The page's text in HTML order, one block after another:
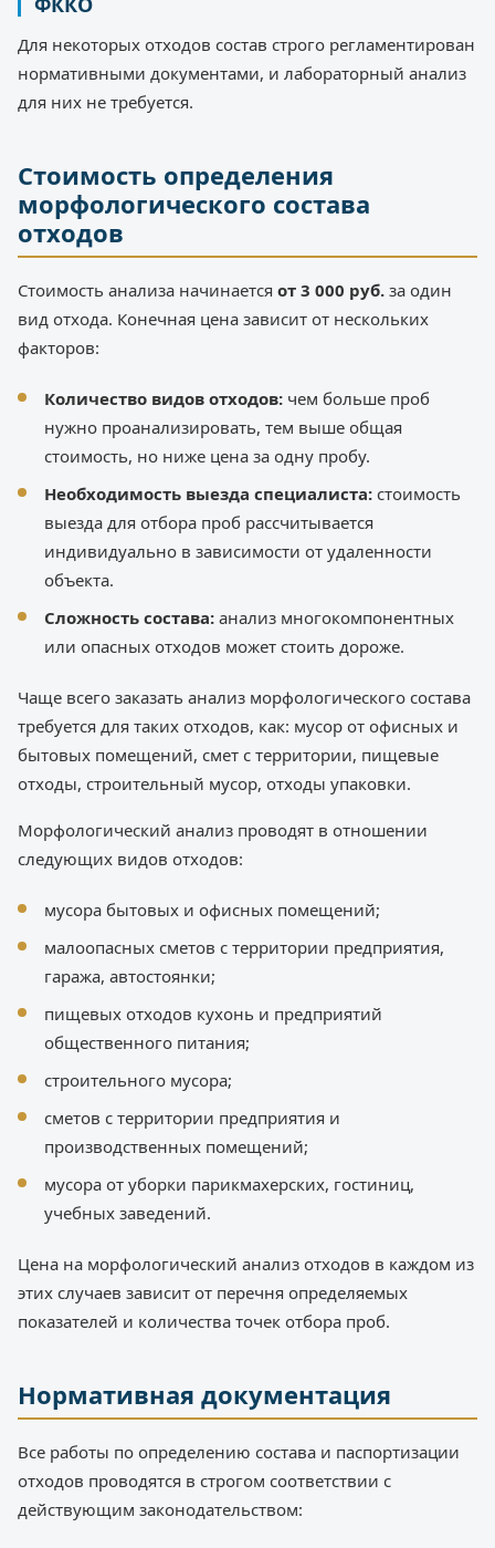
Для некоторых отходов состав строго регламентирован
нормативными документами, и лабораторный анализ
для них не требуется.
Стоимость определения
морфологического состава
отходов
Стоимость анализа начинается от 3 000 руб. за один
вид отхода. Конечная цена зависит от нескольких
факторов:
Количество видов отходов: чем больше проб
нужно проанализировать, тем выше общая
стоимость, но ниже цена за одну пробу.
Необходимость выезда специалиста: стоимость
выезда для отбора проб рассчитывается
индивидуально в зависимости от удаленности
объекта.
Сложность состава: анализ многокомпонентных
или опасных отходов может стоить дороже.
Чаще всего заказать анализ морфологического состава
требуется для таких отходов, как: мусор от офисных и
бытовых помещений, смет с территории, пищевые
отходы, строительный мусор, отходы упаковки.
Морфологический анализ проводят в отношении
следующих видов отходов:
мусора бытовых и офисных помещений;
малоопасных сметов с территории предприятия,
гаража, автостоянки;
пищевых отходов кухонь и предприятий
общественного питания;
строительного мусора;
сметов с территории предприятия и
производственных помещений;
мусора от уборки парикмахерских, гостиниц,
учебных заведений.
Цена на морфологический анализ отходов в каждом из
этих случаев зависит от перечня определяемых
показателей и количества точек отбора проб.
Нормативная документация
Все работы по определению состава и паспортизации
отходов проводятся в строгом соответствии с
действующим законодательством: